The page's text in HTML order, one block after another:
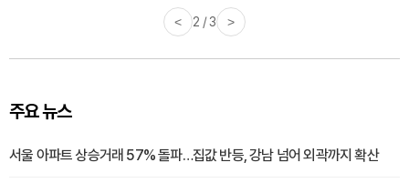
< 2 / 3 >
주요 뉴스
서울 아파트 상승거래 57% 돌파…집값 반등, 강남 넘어 외곽까지 확산